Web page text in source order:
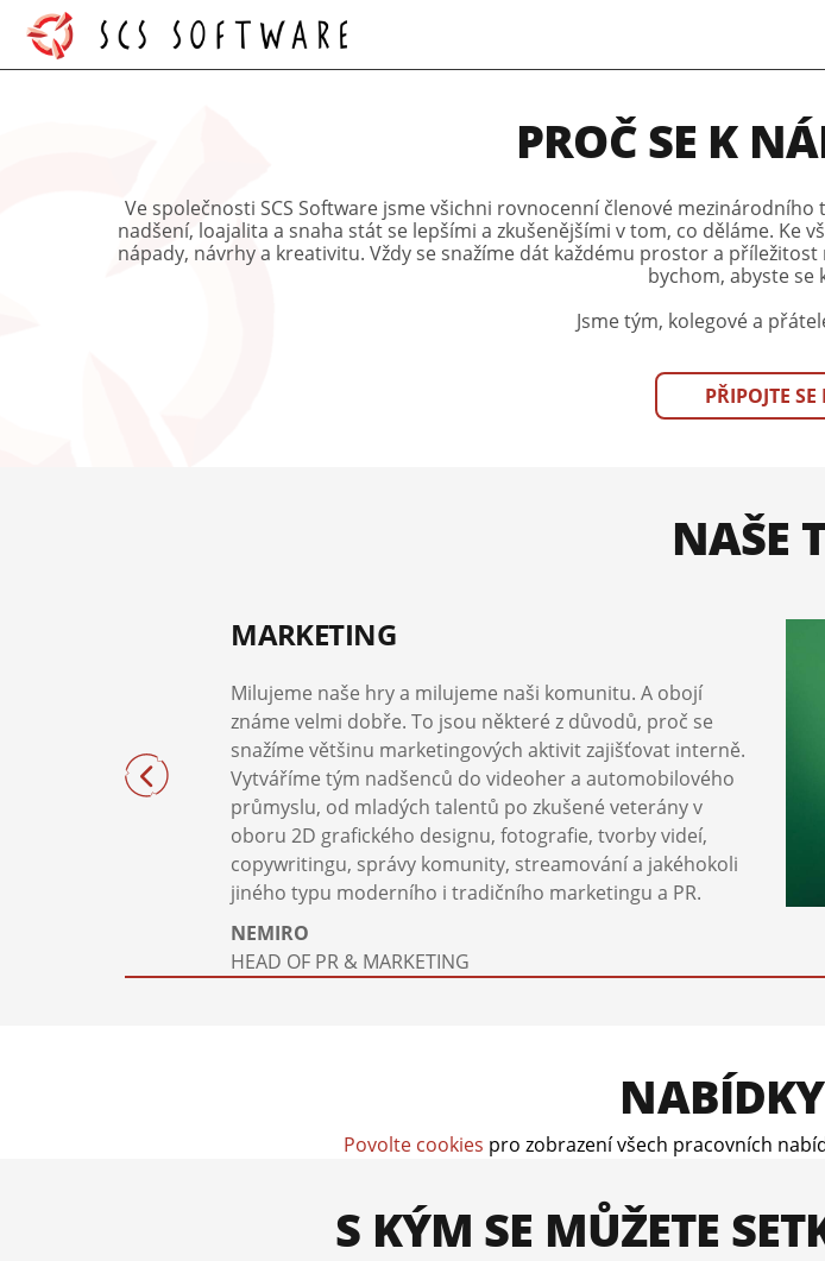
PROČ SE K
Ve společnosti SCS Software jsme všichni rovnocenní členové
nadšení, loajalita a snaha stát se lepšími a zkušenějšími v tom, co děláme.
nápady, návrhy a kreativitu. Vždy se snažíme dát každému prostor a
bychom, abyste se
Jsme tým, kolegové a
PŘIPOJTE
NAŠE
MARKETING
Milujeme naše hry a milujeme naši komunitu. A obojí
známe velmi dobře. To jsou některé z důvodů, proč se
snažíme většinu marketingových aktivit zajišťovat interně.
Vytváříme tým nadšenců do videoher a automobilového
průmyslu, od mladých talentů po zkušené veterány v
oboru 2D grafického designu, fotografie, tvorby videí,
copywritingu, správy komunity, streamování a jakéhokoli
jiného typu moderního i tradičního marketingu a PR.
NEMIRO
HEAD OF PR & MARKETING
Povolte cookies pro zobrazení všech pracovních
S KÝM SE MŮŽETE